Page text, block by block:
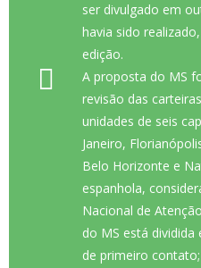
ser divulgado em
havia sido
edição.
A proposta do MS
revisão das
unidades de seis
Janeiro,
Belo Horizonte e
espanhola,
Nacional de
do MS está dividida
de primeiro